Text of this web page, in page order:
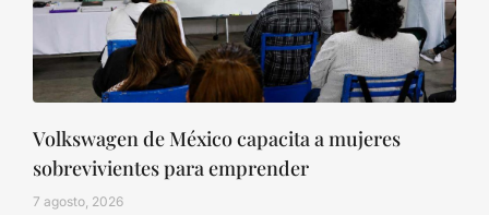
Volkswagen de México capacita a mujeres
sobrevivientes para emprender
7 agosto, 2026